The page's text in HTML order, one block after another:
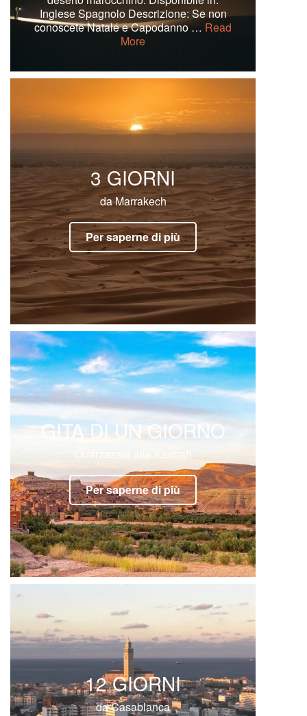
Inglese Spagnolo Descrizione: Se non
conoscete Natale e Capodanno … Read
More
3 GIORNI
da Marrakech
Per saperne di più
GITA DI UN GIORNO
Ouarzazate alle Kasbah
Per saperne di più
12 GIORNI
da Casablanca